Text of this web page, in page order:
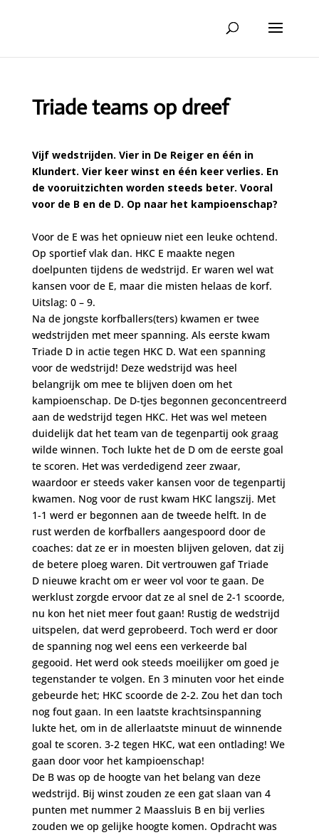
Triade teams op dreef
Vijf wedstrijden. Vier in De Reiger en één in
Klundert. Vier keer winst en één keer verlies. En
de vooruitzichten worden steeds beter. Vooral
voor de B en de D. Op naar het kampioenschap?
Voor de E was het opnieuw niet een leuke ochtend.
Op sportief vlak dan. HKC E maakte negen
doelpunten tijdens de wedstrijd. Er waren wel wat
kansen voor de E, maar die misten helaas de korf.
Uitslag: 0 – 9.
Na de jongste korfballers(ters) kwamen er twee
wedstrijden met meer spanning. Als eerste kwam
Triade D in actie tegen HKC D. Wat een spanning
voor de wedstrijd! Deze wedstrijd was heel
belangrijk om mee te blijven doen om het
kampioenschap. De D-tjes begonnen geconcentreerd
aan de wedstrijd tegen HKC. Het was wel meteen
duidelijk dat het team van de tegenpartij ook graag
wilde winnen. Toch lukte het de D om de eerste goal
te scoren. Het was verdedigend zeer zwaar,
waardoor er steeds vaker kansen voor de tegenpartij
kwamen. Nog voor de rust kwam HKC langszij. Met
1-1 werd er begonnen aan de tweede helft. In de
rust werden de korfballers aangespoord door de
coaches: dat ze er in moesten blijven geloven, dat zij
de betere ploeg waren. Dit vertrouwen gaf Triade
D nieuwe kracht om er weer vol voor te gaan. De
werklust zorgde ervoor dat ze al snel de 2-1 scoorde,
nu kon het niet meer fout gaan! Rustig de wedstrijd
uitspelen, dat werd geprobeerd. Toch werd er door
de spanning nog wel eens een verkeerde bal
gegooid. Het werd ook steeds moeilijker om goed je
tegenstander te volgen. En 3 minuten voor het einde
gebeurde het; HKC scoorde de 2-2. Zou het dan toch
nog fout gaan. In een laatste krachtsinspanning
lukte het, om in de allerlaatste minuut de winnende
goal te scoren. 3-2 tegen HKC, wat een ontlading! We
gaan door voor het kampioenschap!
De B was op de hoogte van het belang van deze
wedstrijd. Bij winst zouden ze een gat slaan van 4
punten met nummer 2 Maassluis B en bij verlies
zouden we op gelijke hoogte komen. Opdracht was